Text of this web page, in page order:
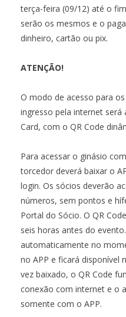
terça-feira (09/12) até o
serão os mesmos e o
dinheiro, cartão ou pix.
ATENÇÃO!
O modo de acesso para
ingresso pela internet será
Card, com o QR Code
Para acessar o ginásio
torcedor deverá baixar o
login. Os sócios deverão
números, sem pontos e
Portal do Sócio. O QR
seis horas antes do
automaticamente no
no APP e ficará disponível
vez baixado, o QR Code
conexão com internet e o
somente com o APP.